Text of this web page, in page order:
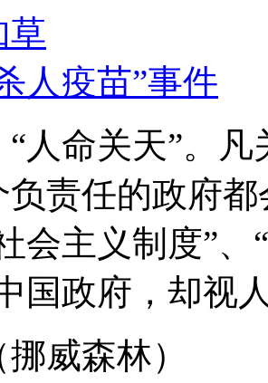
草
疫苗”事件
人命关天”。
负责任的政府
会主义制度”
国政府，却视
威森林）